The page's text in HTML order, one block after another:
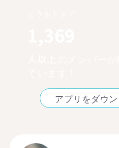
アプリをダウ